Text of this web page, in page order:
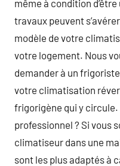
même à condition
travaux peuvent
modèle de votre
votre logement. Nous
demander à un
votre climatisation
frigorigène qui y
professionnel ? Si vous
climatiseur dans une
sont les plus adaptés à